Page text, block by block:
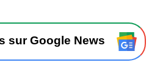
sur Google News